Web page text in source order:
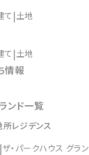
て 土地
て 土地
情報
ンド一覧
レジデンス
ザ・パークハウス グラン